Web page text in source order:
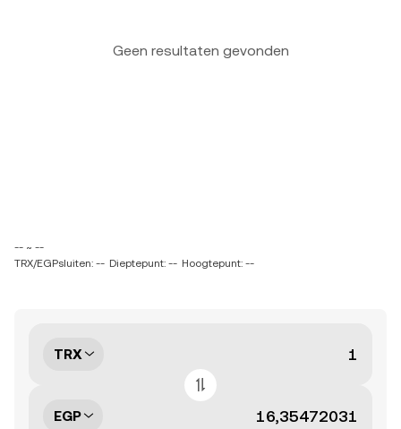
Geen resultaten gevonden
-- ~ --
TRX/EGPsluiten: -- Dieptepunt: -- Hoogtepunt: --
TRX
EGP